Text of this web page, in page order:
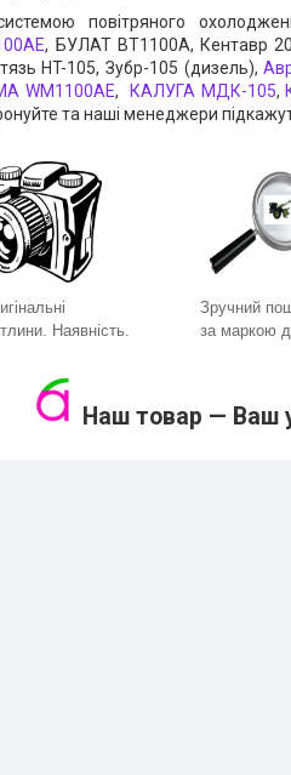
повітряного
, БУЛАТ ВТ1100A, Кентавр
HT-105, Зубр-105 (дизель),
WM1100AЕ, КАЛУГА МДК-105,
та наші менеджери
Наявність.
Зручний
за маркою
Наш товар — Ваш